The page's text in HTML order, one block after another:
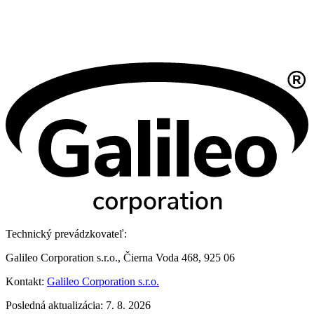
Technický prevádzkovateľ:
Galileo Corporation s.r.o., Čierna Voda 468, 925 06
Kontakt: Galileo Corporation s.r.o.
Posledná aktualizácia: 7. 8. 2026